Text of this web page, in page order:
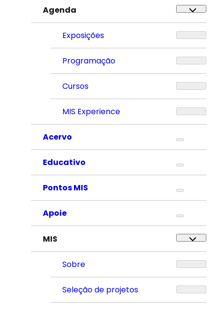
Agenda
Exposições
Programação
Cursos
MIS Experience
Acervo
Educativo
Pontos MIS
Apoie
MIS
Sobre
Seleção de projetos